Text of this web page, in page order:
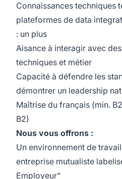
Connaissances techniques
plateformes de data
: un plus
Aisance à interagir avec
techniques et métier
Capacité à défendre les
démontrer un leadership
Maîtrise du français (min.
B2)
Nous vous offrons :
Un environnement de
entreprise mutualiste
Employeur"